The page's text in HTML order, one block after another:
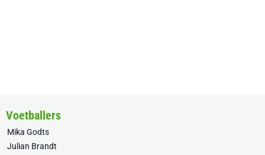
Voetballers
Mika Godts
Julian Brandt